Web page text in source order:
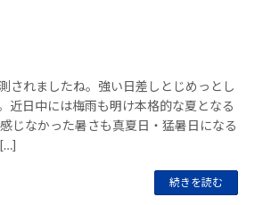
されましたね。強い日差しとじめっとし
近日中には梅雨も明け本格的な夏となる
じなかった暑さも真夏日・猛暑日になる
続きを読む